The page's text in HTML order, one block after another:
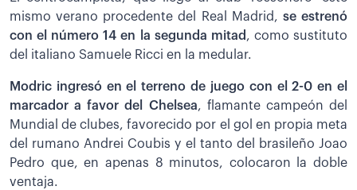
mismo verano procedente del Real Madrid, se estrenó
con el número 14 en la segunda mitad , como sustituto
del italiano Samuele Ricci en la medular.
Modric ingresó en el terreno de juego con el 2-0 en el
marcador a favor del Chelsea, flamante campeón del
Mundial de clubes, favorecido por el gol en propia meta
del rumano Andrei Coubis y el tanto del brasileño Joao
Pedro que, en apenas 8 minutos, colocaron la doble
ventaja.